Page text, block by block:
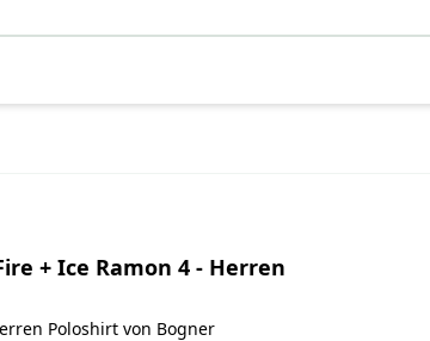
+ Ice Ramon 4 - Herren
Poloshirt von Bogner